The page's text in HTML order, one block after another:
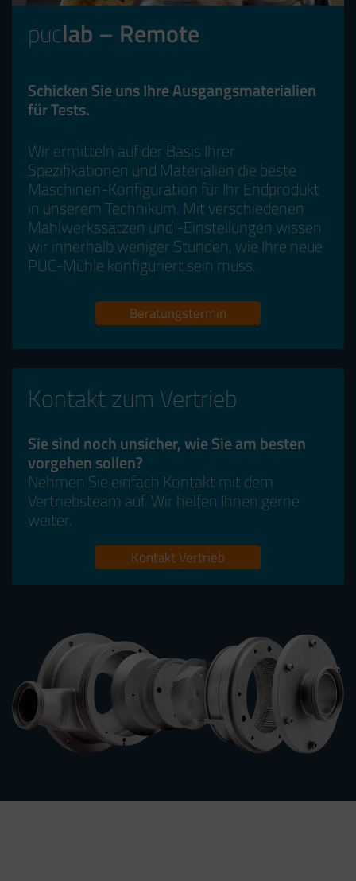
puclab – Remote
Schicken Sie uns Ihre Ausgangsmaterialien
für Tests.
Wir ermitteln auf der Basis Ihrer
Spezifikationen und Materialien die beste
Maschinen-Konfiguration für Ihr Endprodukt
in unserem Technikum. Mit verschiedenen
Mahlwerkssätzen und -Einstellungen wissen
wir innerhalb weniger Stunden, wie Ihre neue
PUC-Mühle konfiguriert sein muss.
Beratungstermin
Kontakt zum Vertrieb
Sie sind noch unsicher, wie Sie am besten
vorgehen sollen?
Nehmen Sie einfach Kontakt mit dem
Vertriebsteam auf. Wir helfen Ihnen gerne
weiter.
Kontakt Vertrieb